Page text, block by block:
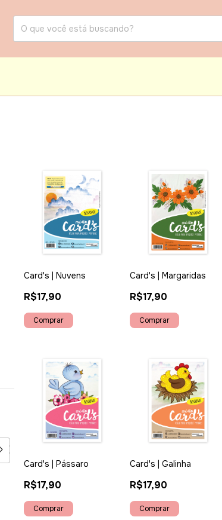
Card's | Nuvens
R$17,90
Card's | Margaridas
R$17,90
Card's | Pássaro
R$17,90
Card's | Galinha
R$17,90